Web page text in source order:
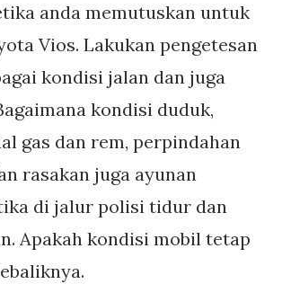
anda memutuskan untuk
Vios. Lakukan pengetesan
kondisi jalan dan juga
kondisi duduk,
gas dan rem, perpindahan
rasakan juga ayunan
di jalur polisi tidur dan
Apakah kondisi mobil tetap